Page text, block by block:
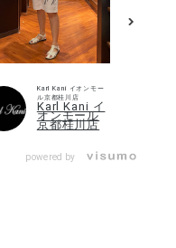
search
Karl Kani イオンモー
ル京都桂川店
Karl Kani イ
オンモール
京都桂川店
powered by